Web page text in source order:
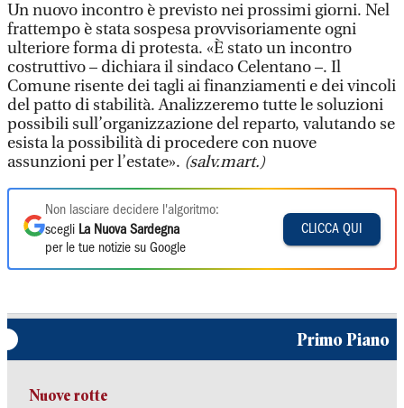
Un nuovo incontro è previsto nei prossimi giorni. Nel
frattempo è stata sospesa provvisoriamente ogni
ulteriore forma di protesta. «È stato un incontro
costruttivo – dichiara il sindaco Celentano –. Il
Comune risente dei tagli ai finanziamenti e dei vincoli
del patto di stabilità. Analizzeremo tutte le soluzioni
possibili sull’organizzazione del reparto, valutando se
esista la possibilità di procedere con nuove
assunzioni per l’estate». (salv.mart.)
Non lasciare decidere l'algoritmo:
scegli La Nuova Sardegna
per le tue notizie su Google
CLICCA QUI
Primo Piano
Nuove rotte